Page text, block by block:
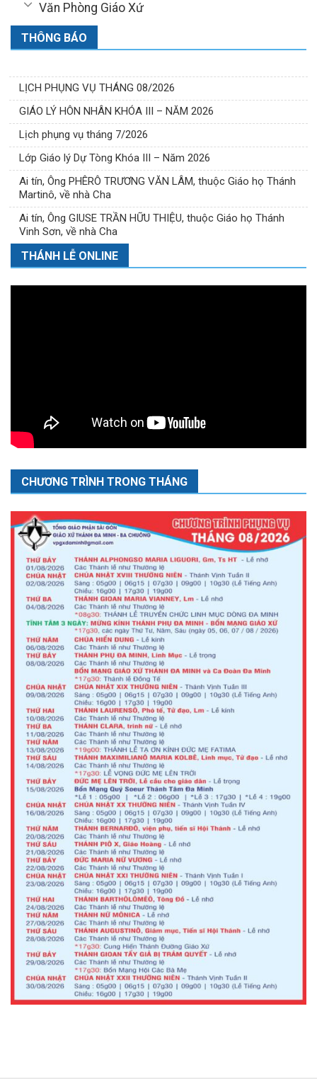
Văn Phòng Giáo Xứ
THÔNG BÁO
LỊCH PHỤNG VỤ THÁNG 08/2026
GIÁO LÝ HÔN NHÂN KHÓA III – NĂM 2026
Lịch phụng vụ tháng 7/2026
Lớp Giáo lý Dự Tòng Khóa III – Năm 2026
Ai tín, Ông PHÊRÔ TRƯƠNG VĂN LÂM, thuộc Giáo họ Thánh
Martinô, về nhà Cha
Ai tín, Ông GIUSE TRẦN HỮU THIỆU, thuộc Giáo họ Thánh
Vinh Sơn, về nhà Cha
THÁNH LỄ ONLINE
CHƯƠNG TRÌNH TRONG THÁNG